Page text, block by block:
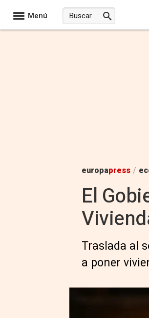
Menú
europapress /
El
Traslada al
a poner